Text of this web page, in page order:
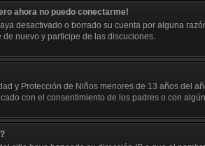
ahora no puedo conectarme!
desactivado o borrado su cuenta por alguna
de nuevo y participe de las discuciones.
y Protección de Niños menores de 13 años del
con el consentimiento de los padres o con